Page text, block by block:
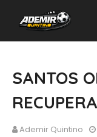
SANTOS
Ademir Quintino